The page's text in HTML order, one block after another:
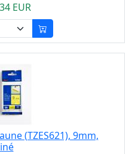
EUR
(TZES621), 9mm,